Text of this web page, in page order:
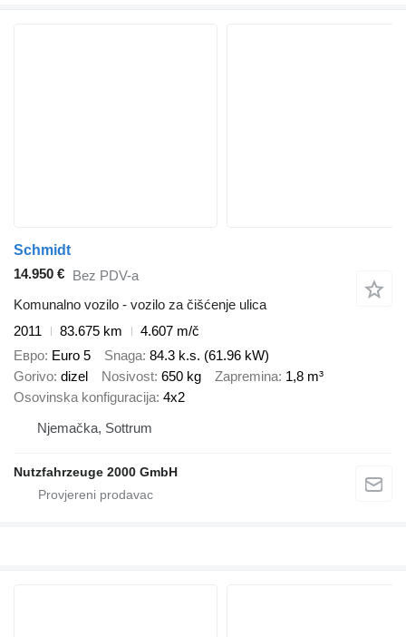
Schmidt
14.950 € Bez PDV-a
Komunalno vozilo - vozilo za čišćenje ulica
2011
83.675 km
4.607 m/č
Евро Euro 5 Snaga 84.3 k.s. (61.96 kW)
Gorivo dizel Nosivost 650 kg Zapremina 1,8 m³
Osovinska konfiguracija 4x2
Njemačka, Sottrum
Nutzfahrzeuge 2000 GmbH